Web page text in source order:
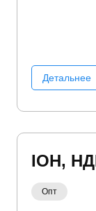
Детальнее
ІОН,
Опт